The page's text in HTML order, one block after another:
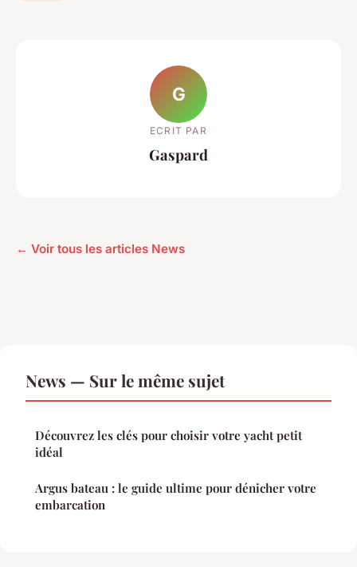
G
ECRIT PAR
Gaspard
← Voir tous les articles News
News — Sur le même sujet
Découvrez les clés pour choisir votre yacht petit
idéal
Argus bateau : le guide ultime pour dénicher votre
embarcation